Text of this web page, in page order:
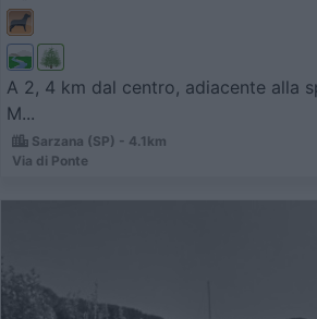
A 2, 4 km dal centro, adiacente alla
M...
Sarzana (SP) - 4.1km
Via di Ponte